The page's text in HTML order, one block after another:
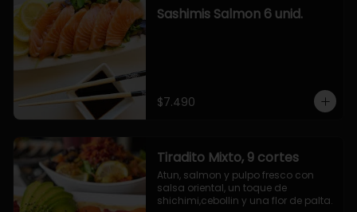
Sashimis Salmon 6 unid.
$7.490
Tiradito Mixto, 9 cortes
Atun, salmon y pulpo fresco con
salsa oriental, un toque de
shichimi,cebollin y una flor de palta.